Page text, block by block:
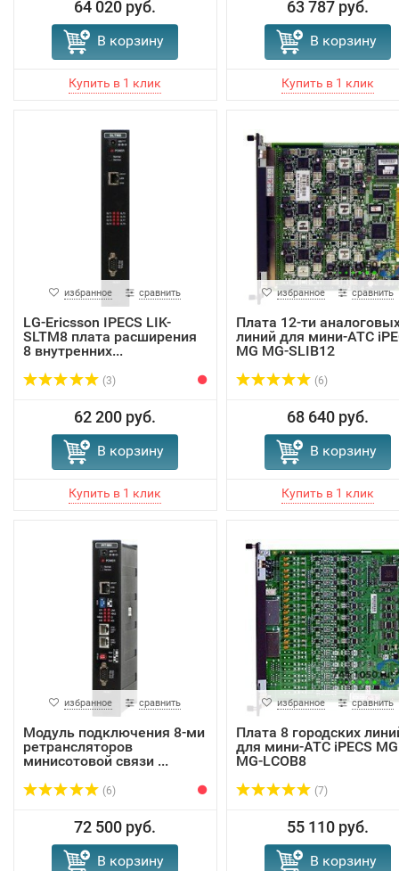
64 020 руб.
В корзину
63 787 руб.
В корзину
избранное сравнить
LG-Ericsson IPECS LIK-
SLTM8 плата расширения
8 внутренних...
(3)
62 200 руб.
В корзину
избранное сравнить
Плата 12-ти
линий для мини-АТС
MG MG-SLIB12
(6)
68 640 руб.
В корзину
избранное сравнить
Модуль подключения 8-ми
ретрансляторов
минисотовой связи ...
(6)
72 500 руб.
В корзину
избранное сравнить
Плата 8 городских
для мини-АТС iPECS MG
MG-LCOB8
(7)
55 110 руб.
В корзину